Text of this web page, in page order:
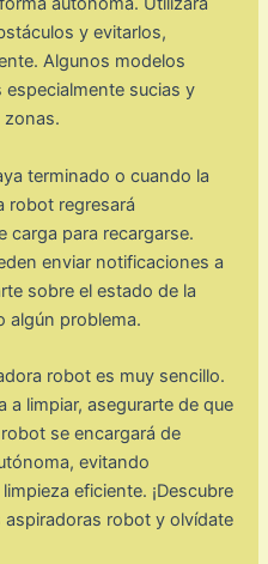
y evitarlos,
Algunos modelos
sucias y
zonas.
terminado o cuando la
robot regresará
carga para recargarse.
enviar notificaciones a
sobre el estado de la
algún problema.
robot es muy sencillo.
a limpiar, asegurarte de que
se encargará de
evitando
eficiente. ¡Descubre
robot y olvídate